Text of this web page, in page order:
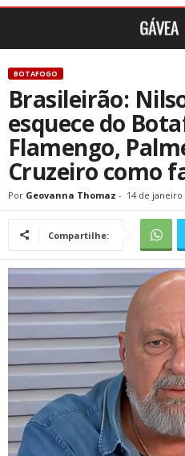
BOTAFOGO
Brasileirão:
esquece do
Flamengo,
Cruzeiro como
Por Geovanna Thomaz - 14 de janeiro
Compartilhe: